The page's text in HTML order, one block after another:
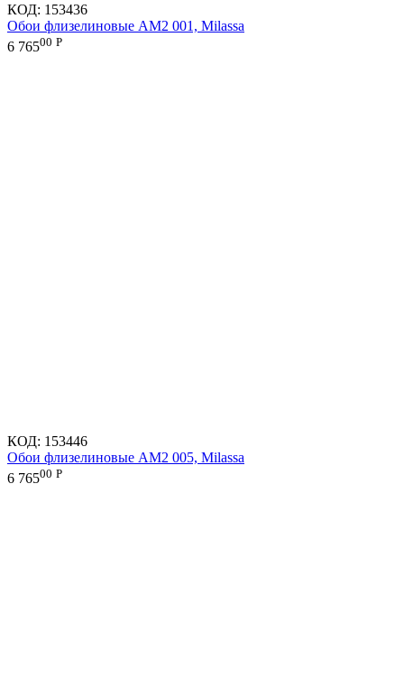
КОД: 153436
Обои флизелиновые AM2 001, Milassa
6 76500 Р
КОД: 153446
Обои флизелиновые AM2 005, Milassa
6 76500 Р